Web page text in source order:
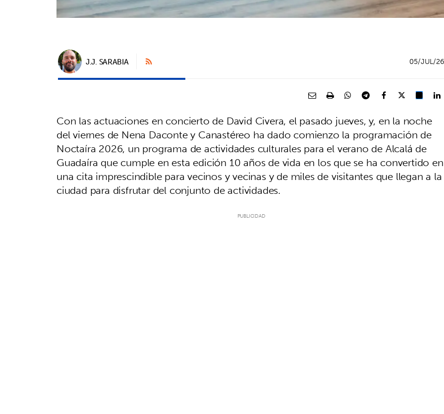
J.J. SARABIA 05/JUL/26
Con las actuaciones en concierto de David Civera, el pasado jueves, y, en la noche
del viernes de Nena Daconte y Canastéreo ha dado comienzo la programación de
Noctaíra 2026, un programa de actividades culturales para el verano de Alcalá de
Guadaíra que cumple en esta edición 10 años de vida en los que se ha convertido en
una cita imprescindible para vecinos y vecinas y de miles de visitantes que llegan a la
ciudad para disfrutar del conjunto de actividades.